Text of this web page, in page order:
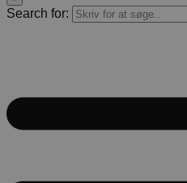
Search for: